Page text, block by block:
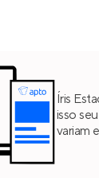
Íris
isso
variam